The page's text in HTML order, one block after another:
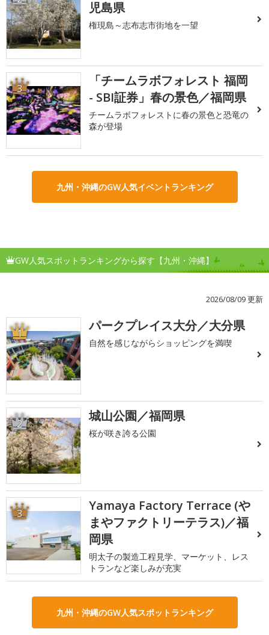
児島県
権現島～志布志市街地を一望
3
「チームラボフォレスト 福岡
- SBI証券」春の景色／福岡県
チームラボフォレストに春の景色と恐竜の
森が登場
九州・沖縄のGW人気イベントランキング
GW人気スポットランキングから探す【九州・沖縄】
2026/08/09 更新
1 パークプレイス大分／大分県
自然を感じながらショッピングを満喫
2 城山公園／福岡県
桜が咲き誇る公園
3
Yamaya Factory Terrace (や
まやファクトリーテラス)／福
岡県
明太子の製造工程見学、マーケット、レス
トランなど楽しみが充実
九州・沖縄のGW人気スポットランキング